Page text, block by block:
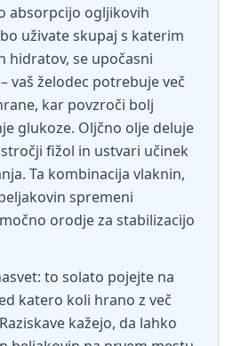
absorpcijo ogljikovih
uživate skupaj s katerim
hidratov, se upočasni
vaš želodec potrebuje več
kar povzroči bolj
glukoze. Oljčno olje deluje
fižol in ustvari učinek
Ta kombinacija vlaknin,
spremeni
orodje za stabilizacijo
to solato pojejte na
katero koli hrano z več
kažejo, da lahko